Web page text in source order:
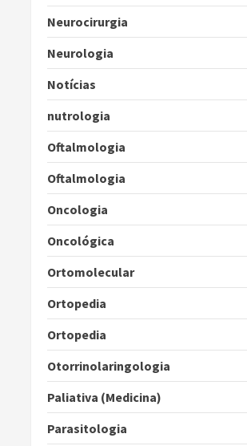
Neurocirurgia
Neurologia
Notícias
nutrologia
Oftalmologia
Oftalmologia
Oncologia
Oncológica
Ortomolecular
Ortopedia
Ortopedia
Otorrinolaringologia
Paliativa (Medicina)
Parasitologia